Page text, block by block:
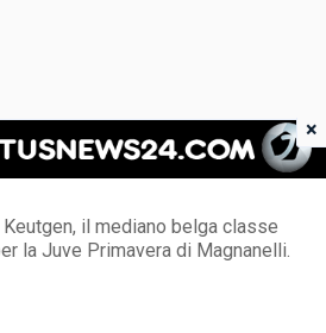
Juventus News 24
Keutgen, il mediano belga classe
la Juve Primavera di Magnanelli.
×